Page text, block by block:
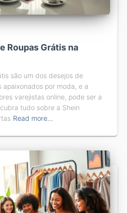
Roupas Grátis na
são um dos desejos de
apaixonados por moda, e a
varejistas online, pode ser a
tudo sobre a Shein
Read more…